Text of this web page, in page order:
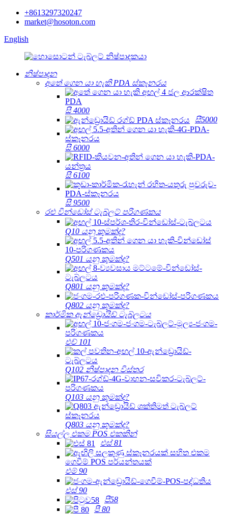
+8613297320247
market@hosoton.com
English
නිෂ්පාදන
අතේ ගෙන යා හැකි PDA ස්කෑනරය
සී 4000
සී5000
සී 6000
සී 6100
සී 9500
රළු වින්ඩෝස් ටැබ්ලට් පරිගණකය
Q10 යනු කුමක්ද?
Q501 යනු කුමක්ද?
Q801 යනු කුමක්ද?
Q802 යනු කුමක්ද?
කාර්මික ඇන්ඩ්‍රොයිඩ් ටැබ්ලටය
එච් 101
Q102 නිෂ්පාදන විස්තර
Q103 යනු කුමක්ද?
Q803 යනු කුමක්ද?
සියල්ල එකම POS එකකින්
එස් 81
එම් 90
එස් 90
පී58
පී 80